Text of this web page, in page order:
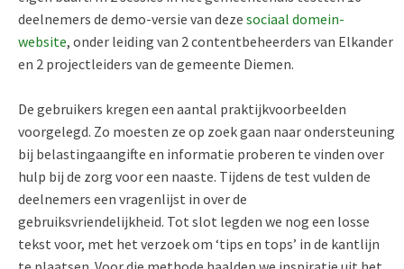
deelnemers de demo-versie van deze sociaal domein-
website, onder leiding van 2 contentbeheerders van Elkander
en 2 projectleiders van de gemeente Diemen.
De gebruikers kregen een aantal praktijkvoorbeelden
voorgelegd. Zo moesten ze op zoek gaan naarondersteuning
bij belastingaangifte en informatie proberen te vinden over
hulp bij de zorg voor een naaste. Tijdens de test vulden de
deelnemers een vragenlijst in over de
gebruiksvriendelijkheid. Tot slot legden we nog een losse
tekst voor, met het verzoek om ‘tips en tops’ in de kantlijn